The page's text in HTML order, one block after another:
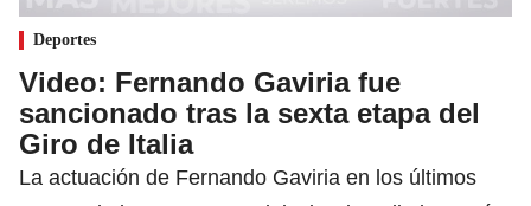
Deportes
Video: Fernando Gaviria fue
sancionado tras la sexta etapa del
Giro de Italia
La actuación de Fernando Gaviria en los últimos